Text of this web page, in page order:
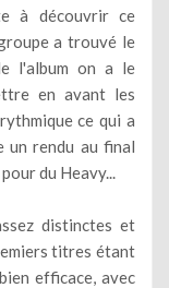
à découvrir ce
a trouvé le
l'album on a le
en avant les
ce qui a
un rendu au final
du Heavy...
distinctes et
titres étant
efficace, avec